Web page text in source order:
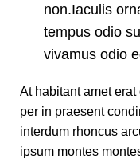
non.Iaculis
tempus odio
vivamus odio
At habitant amet
per in praesent
interdum rhoncus
ipsum montes